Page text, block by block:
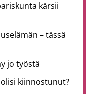
kärsii
– tässä
jo työstä
kiinnostunut?